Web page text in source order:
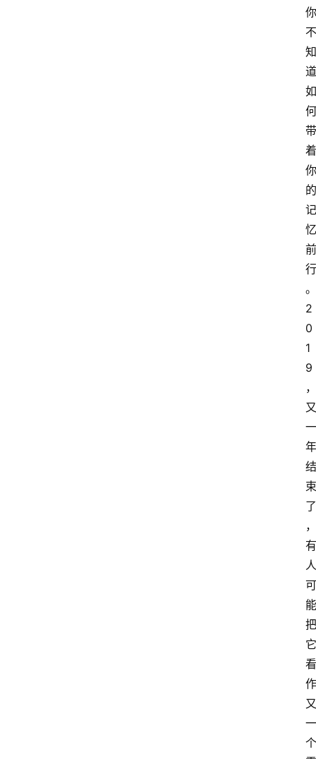
你
不
知
道
如
何
带
着
你
的
记
忆
前
行
。
2
0
1
9
，
又
一
年
结
束
了
，
有
人
可
能
把
它
看
作
又
一
个